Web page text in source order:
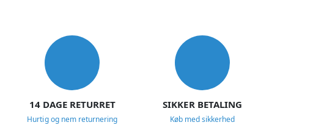
14 DAGE RETURRET
Hurtig og nem returnering
SIKKER BETALING
Køb med sikkerhed